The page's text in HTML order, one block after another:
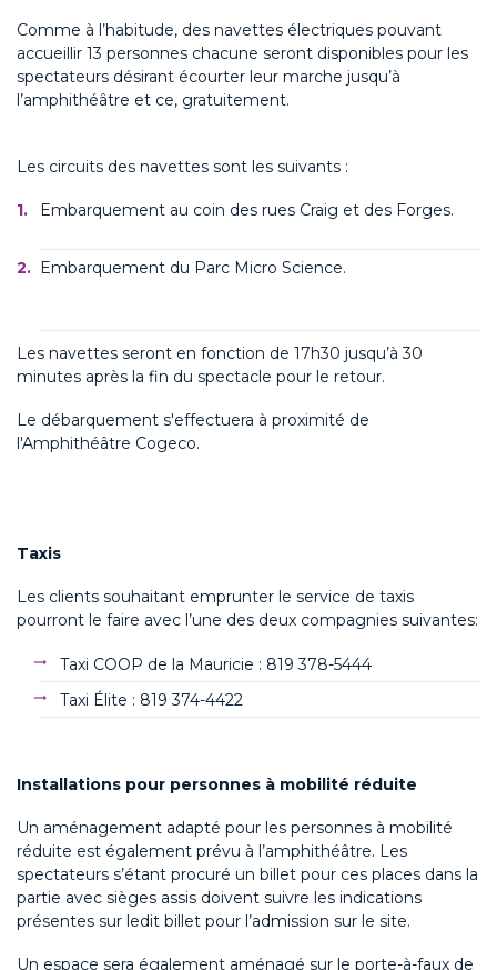
Comme à l’habitude, des navettes électriques pouvant
accueillir 13 personnes chacune seront disponibles pour les
spectateurs désirant écourter leur marche jusqu’à
l’amphithéâtre et ce, gratuitement.
Les circuits des navettes sont les suivants :
Embarquement au coin des rues Craig et des Forges.
Embarquement du Parc Micro Science.
Les navettes seront en fonction de 17h30 jusqu’à 30
minutes après la fin du spectacle pour le retour.
Le débarquement s'effectuera à proximité de
l'Amphithéâtre Cogeco.
Taxis
Les clients souhaitant emprunter le service de taxis
pourront le faire avec l’une des deux compagnies suivantes:
Taxi COOP de la Mauricie : 819 378-5444
Taxi Élite : 819 374-4422
Installations pour personnes à mobilité réduite
Un aménagement adapté pour les personnes à mobilité
réduite est également prévu à l’amphithéâtre. Les
spectateurs s’étant procuré un billet pour ces places dans la
partie avec sièges assis doivent suivre les indications
présentes sur ledit billet pour l’admission sur le site.
Un espace sera également aménagé sur le porte-à-faux de